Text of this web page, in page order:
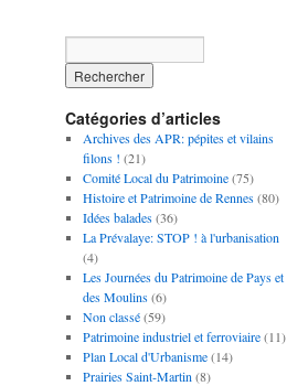
Catégories d’articles
Archives des APR: pépites et vilains
filons ! (21)
Comité Local du Patrimoine(75)
Histoire et Patrimoine de Rennes(80)
Idées balades(36)
La Prévalaye: STOP ! à l'urbanisation
(4)
Les Journées du Patrimoine de Pays et
des Moulins(6)
Non classé(59)
Patrimoine industriel et ferroviaire(11)
Plan Local d'Urbanisme(14)
Prairies Saint-Martin (8)